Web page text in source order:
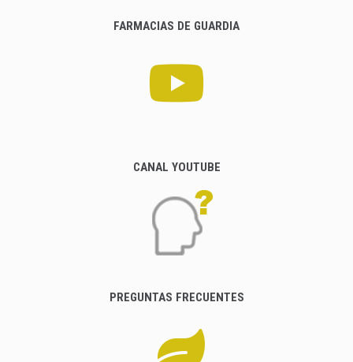
FARMACIAS DE GUARDIA
CANAL YOUTUBE
PREGUNTAS FRECUENTES